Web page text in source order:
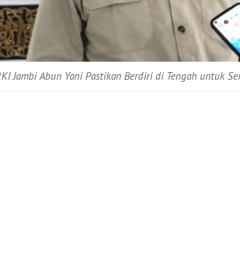
Jambi Abun Yani Pastikan Berdiri di Tengah untuk